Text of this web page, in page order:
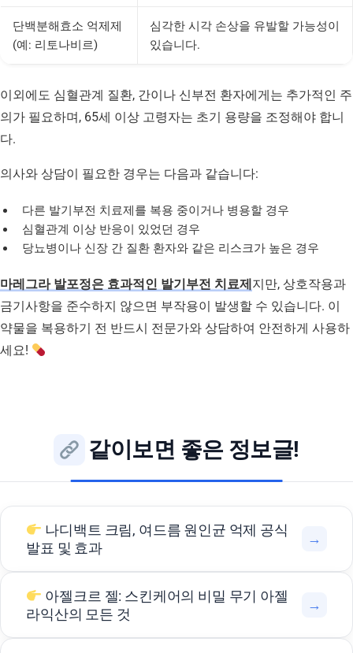
단백분해효소 억제제
(예: 리토나비르)
심각한 시각 손상을 유발할 가능성이
있습니다.
이외에도 심혈관계 질환, 간이나 신부전 환자에게는 추가적인 주
의가 필요하며, 65세 이상 고령자는 초기 용량을 조정해야 합니
다.
의사와 상담이 필요한 경우는 다음과 같습니다:
다른 발기부전 치료제를 복용 중이거나 병용할 경우
심혈관계 이상 반응이 있었던 경우
당뇨병이나 신장 간 질환 환자와 같은 리스크가 높은 경우
마레그라 발포정은 효과적인 발기부전 치료제 지만, 상호작용과
금기사항을 준수하지 않으면 부작용이 발생할 수 있습니다. 이
약물을 복용하기 전 반드시 전문가와 상담하여 안전하게 사용하
세요!
같이보면 좋은 정보글!
나디백트 크림, 여드름 원인균 억제 공식
발표 및 효과
→
아젤크르 젤: 스킨케어의 비밀 무기 아젤
라익산의 모든 것
→